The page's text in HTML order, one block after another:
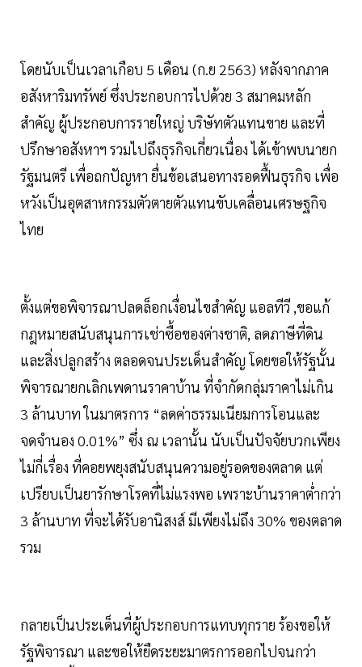
โดยนับเป็นเวลาเกือบ 5 เดือน (ก.ย 2563) หลังจากภาค
อสังหาริมทรัพย์ ซึ่งประกอบการไปด้วย 3 สมาคมหลัก
สำคัญ ผู้ประกอบการรายใหญ่ บริษัทตัวแทนขาย และที่
ปรึกษาอสังหาฯ รวมไปถึงธุรกิจเกี่ยวเนื่อง ได้เข้าพบนายก
รัฐมนตรี เพื่อถกปัญหา ยื่นข้อเสนอทางรอดฟื้นธุรกิจ เพื่อ
หวังเป็นอุตสาหกรรมตัวตายตัวแทนขับเคลื่อนเศรษฐกิจ
ไทย
ตั้งแต่ขอพิจารณาปลดล็อกเงื่อนไขสำคัญ แอลทีวี ,ขอแก้
กฎหมายสนับสนุนการเช่าซื้อของต่างชาติ, ลดภาษีที่ดิน
และสิ่งปลูกสร้าง ตลอดจนประเด็นสำคัญ โดยขอให้รัฐนั้น
พิจารณายกเลิกเพดานราคาบ้าน ที่จำกัดกลุ่มราคาไม่เกิน
3 ล้านบาท ในมาตรการ “ลดค่าธรรมเนียมการโอนและ
จดจำนอง 0.01%” ซึ่ง ณ เวลานั้น นับเป็นปัจจัยบวกเพียง
ไม่กี่เรื่อง ที่คอยพยุงสนับสนุนความอยู่รอดของตลาด แต่
เปรียบเป็นยารักษาโรคที่ไม่แรงพอ เพราะบ้านราคาต่ำกว่า
3 ล้านบาท ที่จะได้รับอานิสงส์ มีเพียงไม่ถึง 30% ของตลาด
รวม
กลายเป็นประเด็นที่ผู้ประกอบการแทบทุกราย ร้องขอให้
รัฐพิจารณา และขอให้ยืดระยะมาตรการออกไปจนกว่า